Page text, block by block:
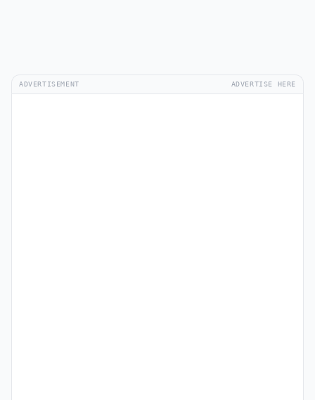
ADVERTISEMENT ADVERTISE HERE